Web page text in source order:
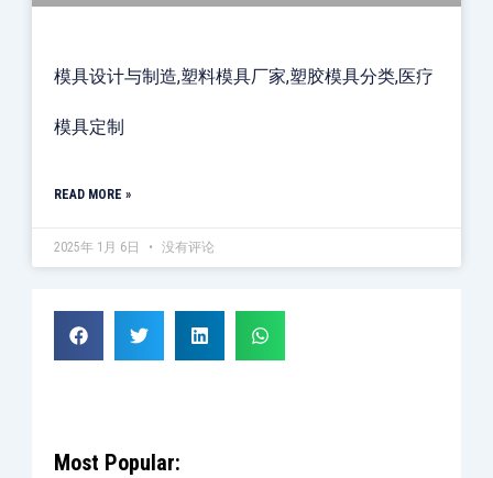
模具设计与制造,塑料模具厂家,塑胶模具分类,医疗
模具定制
READ MORE »
2025年 1月 6日 没有评论
Most Popular: